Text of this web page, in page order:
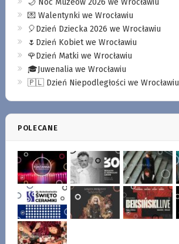
💌 Walentynki we Wrocławiu
🎈Dzień Dziecka 2026 we Wrocławiu
🌷Dzień Kobiet we Wrocławiu
🌹Dzień Matki we Wrocławiu
🎓Juwenalia we Wrocławiu
🇵🇱 Dzień Niepodległości we Wrocławiu
POLECANE